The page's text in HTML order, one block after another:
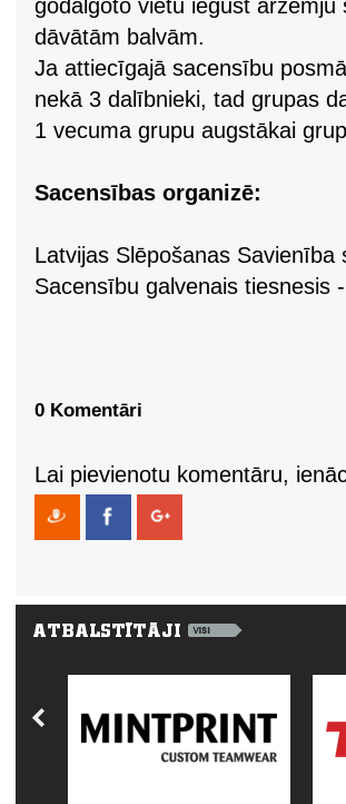
godalgoto vietu iegūst
dāvātām balvām.
Ja attiecīgajā sacensību
nekā 3 dalībnieki, tad grupas
1 vecuma grupu augstākai
Sacensības organizē:
Latvijas Slēpošanas Savienība
Sacensību galvenais tiesnesis
0 Komentāri
Lai pievienotu komentāru,